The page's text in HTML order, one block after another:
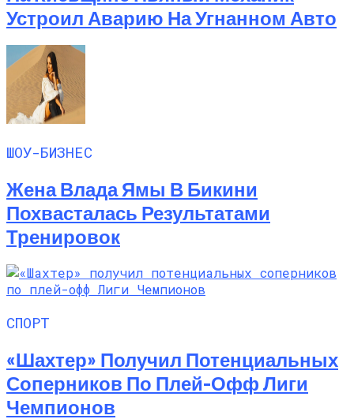
Устроил Аварию На Угнанном Авто
ШОУ-БИЗНЕС
Жена Влада Ямы В Бикини
Похвасталась Результатами
Тренировок
СПОРТ
«Шахтер» Получил Потенциальных
Соперников По Плей-Офф Лиги
Чемпионов